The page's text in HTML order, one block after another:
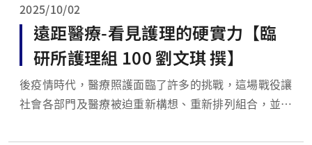
大...
2025/10/02
遠距醫療-看見護理的硬實力【臨
研所護理組 100 劉文琪 撰】
後疫情時代，醫療照護面臨了許多的挑戰，這場戰役讓
社會各部門及醫療被迫重新構想、重新排列組合，並推